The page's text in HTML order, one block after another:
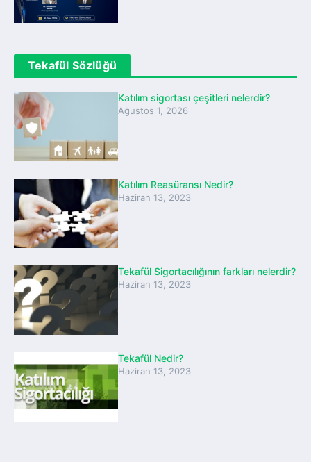
Tekafül Sözlüğü
Katılım sigortası çeşitleri nelerdir?
Ağustos 1, 2026
Katılım Reasüransı Nedir?
Haziran 13, 2023
Tekafül Sigortacılığının farkları nelerdir?
Haziran 13, 2023
Tekafül Nedir?
Haziran 13, 2023